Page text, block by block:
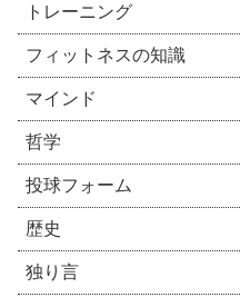
トレーニング
フィットネスの知識
マインド
哲学
投球フォーム
歴史
独り言